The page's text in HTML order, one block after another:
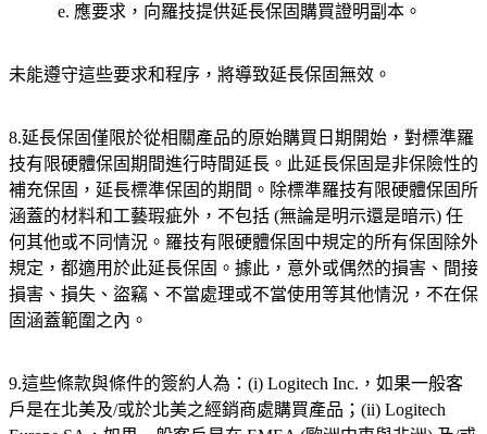
應要求，向羅技提供延長保固購買證明副本。
未能遵守這些要求和程序，將導致延長保固無效。
8.延長保固僅限於從相關產品的原始購買日期開始，對標準羅
技有限硬體保固期間進行時間延長。此延長保固是非保險性的
補充保固，延長標準保固的期間。除標準羅技有限硬體保固所
涵蓋的材料和工藝瑕疵外，不包括 (無論是明示還是暗示) 任
何其他或不同情況。羅技有限硬體保固中規定的所有保固除外
規定，都適用於此延長保固。據此，意外或偶然的損害、間接
損害、損失、盜竊、不當處理或不當使用等其他情況，不在保
固涵蓋範圍之內。
9.這些條款與條件的簽約人為：(i) Logitech Inc.，如果一般客
戶是在北美及/或於北美之經銷商處購買產品；(ii) Logitech